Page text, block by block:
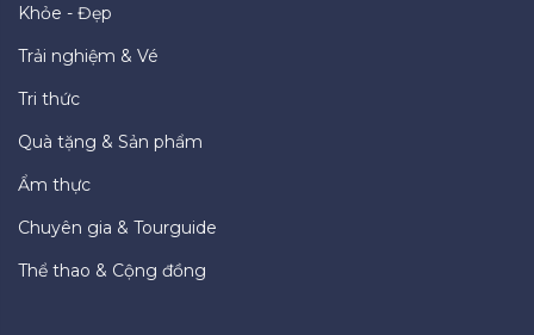
Khỏe - Đẹp
Trải nghiệm & Vé
Tri thức
Quà tặng & Sản phẩm
Ẩm thực
Chuyên gia & Tourguide
Thể thao & Cộng đồng